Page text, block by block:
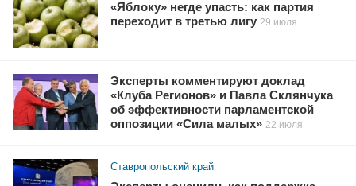
«Яблоку» негде упасть: как партия
переходит в третью лигу 29 июля
Эксперты комментируют доклад
«Клуба Регионов» и Павла Склянчука
об эффективности парламентской
оппозиции «Сила малых» 22 июля
Ставропольский край